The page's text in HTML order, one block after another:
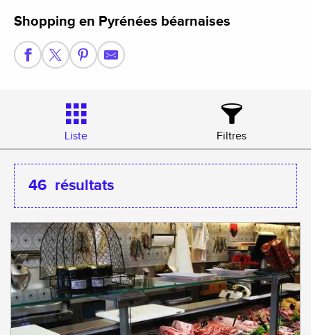
Shopping en Pyrénées béarnaises
Liste Filtres
46 résultats